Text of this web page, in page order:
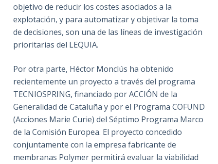
objetivo de reducir los costes asociados a la
explotación, y para automatizar y objetivar la toma
de decisiones, son una de las líneas de investigación
prioritarias del LEQUIA.
Por otra parte, Héctor Monclús ha obtenido
recientemente un proyecto a través del programa
TECNIOSPRING, financiado por ACCIÓN de la
Generalidad de Cataluña y por el Programa COFUND
(Acciones Marie Curie) del Séptimo Programa Marco
de la Comisión Europea. El proyecto concedido
conjuntamente con la empresa fabricante de
membranas Polymer permitirá evaluar la viabilidad